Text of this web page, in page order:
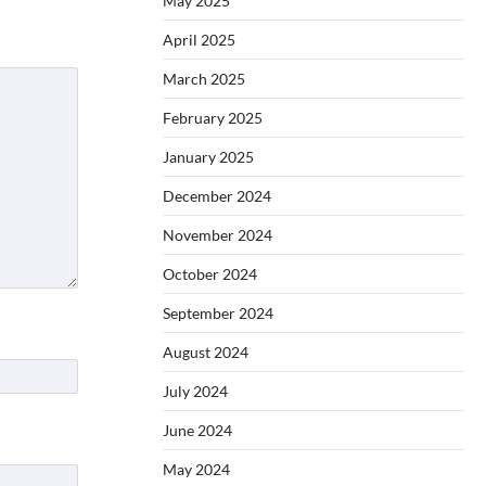
April 2025
March 2025
February 2025
January 2025
December 2024
November 2024
October 2024
September 2024
August 2024
July 2024
June 2024
May 2024